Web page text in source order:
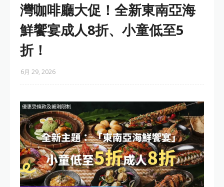
灣咖啡廳大促！全新東南亞海
鮮饗宴成人8折、小童低至5
折！
6月 29, 2026